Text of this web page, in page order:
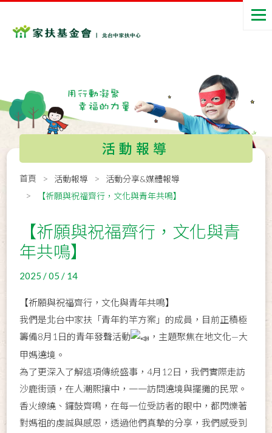
活動報導
首頁 活動報導
活動分享&媒體報導
【祈願與祝福齊行，文化與青年共鳴】
【祈願與祝福齊行，文化與青
年共鳴】
2025 / 05 / 14
【祈願與祝福齊行，文化與青年共鳴】
我們是北台中家扶「青年釣竿方案」的成員，目前正積極
籌備8月1日的青年發聲活動
，主題聚焦在地文化—大
甲媽遶境。
為了更深入了解這項傳統盛事，4月12日，我們實際走訪
沙鹿街頭，在人潮熙攘中，一一訪問遶境與擺攤的民眾。
香火繚繞、鑼鼓齊鳴，在每一位受訪者的眼中，都閃爍著
對媽祖的虔誠與感恩，透過他們真摯的分享，我們感受到